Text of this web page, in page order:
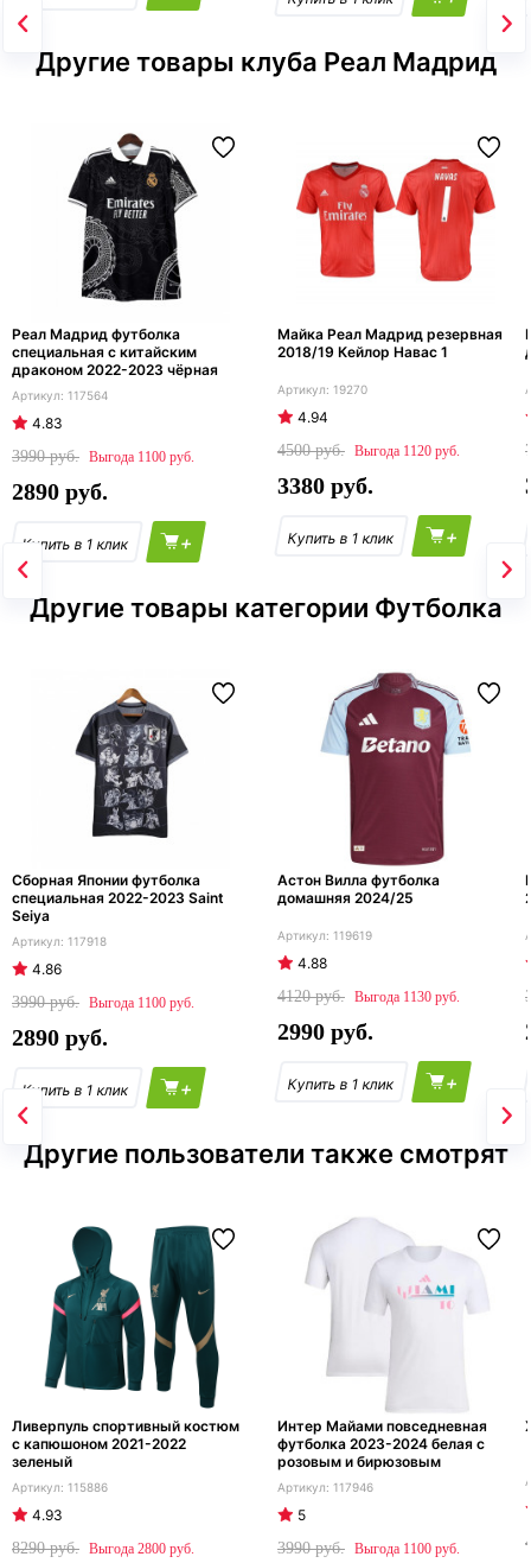
Другие товары клуба Реал Мадрид
Реал Мадрид футболка
специальная с китайским
драконом 2022-2023 чёрная
117564
4.83
3990
1100
2890
+
Майка Реал Мадрид резервная
2018/19 Кейлор Навас 1
19270
4.94
4500
1120
3380
+
Другие товары категории Футболка
Сборная Японии футболка
специальная 2022-2023 Saint
Seiya
117918
4.86
3990
1100
2890
+
Астон Вилла футболка
домашняя 2024/25
119619
4.88
4120
1130
2990
+
Другие пользователи также смотрят
Ливерпуль спортивный костюм
с капюшоном 2021-2022
зеленый
115886
4.93
8290
2800
Интер Майами повседневная
футболка 2023-2024 белая с
розовым и бирюзовым
117946
5
3990
1100